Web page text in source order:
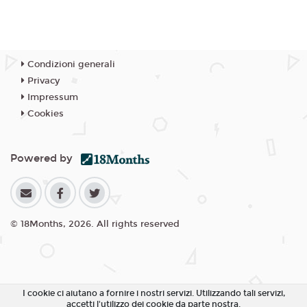
Condizioni generali
Privacy
Impressum
Cookies
Powered by
© 18Months, 2026. All rights reserved
I cookie ci aiutano a fornire i nostri servizi. Utilizzando tali servizi,
accetti l'utilizzo dei cookie da parte nostra.